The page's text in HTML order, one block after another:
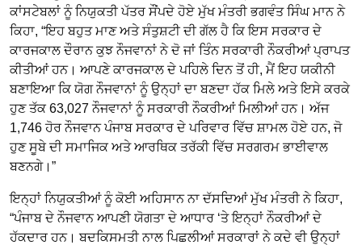
ਕਾਂਸਟੇਬਲਾਂ ਨੂੰ ਨਿਯੁਕਤੀ ਪੱਤਰ ਸੌਂਪਦੇ ਹੋਏ ਮੁੱਖ ਮੰਤਰੀ ਭਗਵੰਤ ਸਿੰਘ ਮਾਨ ਨੇ
ਕਿਹਾ, “ਇਹ ਬਹੁਤ ਮਾਣ ਅਤੇ ਸੰਤੁਸ਼ਟੀ ਦੀ ਗੱਲ ਹੈ ਕਿ ਇਸ ਸਰਕਾਰ ਦੇ
ਕਾਰਜਕਾਲ ਦੌਰਾਨ ਕੁਝ ਨੌਜਵਾਨਾਂ ਨੇ ਦੋ ਜਾਂ ਤਿੰਨ ਸਰਕਾਰੀ ਨੌਕਰੀਆਂ ਪ੍ਰਾਪਤ
ਕੀਤੀਆਂ ਹਨ। ਆਪਣੇ ਕਾਰਜਕਾਲ ਦੇ ਪਹਿਲੇ ਦਿਨ ਤੋਂ ਹੀ, ਮੈਂ ਇਹ ਯਕੀਨੀ
ਬਣਾਇਆ ਕਿ ਯੋਗ ਨੌਜਵਾਨਾਂ ਨੂੰ ਉਨ੍ਹਾਂ ਦਾ ਬਣਦਾ ਹੱਕ ਮਿਲੇ ਅਤੇ ਇਸੇ ਕਰਕੇ
ਹੁਣ ਤੱਕ 63,027 ਨੌਜਵਾਨਾਂ ਨੂੰ ਸਰਕਾਰੀ ਨੌਕਰੀਆਂ ਮਿਲੀਆਂ ਹਨ। ਅੱਜ
1,746 ਹੋਰ ਨੌਜਵਾਨ ਪੰਜਾਬ ਸਰਕਾਰ ਦੇ ਪਰਿਵਾਰ ਵਿੱਚ ਸ਼ਾਮਲ ਹੋਏ ਹਨ, ਜੋ
ਹੁਣ ਸੂਬੇ ਦੀ ਸਮਾਜਿਕ ਅਤੇ ਆਰਥਿਕ ਤਰੱਕੀ ਵਿੱਚ ਸਰਗਰਮ ਭਾਈਵਾਲ
ਬਣਨਗੇ।”
ਇਨ੍ਹਾਂ ਨਿਯੁਕਤੀਆਂ ਨੂੰ ਕੋਈ ਅਹਿਸਾਨ ਨਾ ਦੱਸਦਿਆਂ ਮੁੱਖ ਮੰਤਰੀ ਨੇ ਕਿਹਾ,
“ਪੰਜਾਬ ਦੇ ਨੌਜਵਾਨ ਆਪਣੀ ਯੋਗਤਾ ਦੇ ਆਧਾਰ ‘ਤੇ ਇਨ੍ਹਾਂ ਨੌਕਰੀਆਂ ਦੇ
ਹੱਕਦਾਰ ਹਨ। ਬਦਕਿਸਮਤੀ ਨਾਲ ਪਿਛਲੀਆਂ ਸਰਕਾਰਾਂ ਨੇ ਕਦੇ ਵੀ ਉਨ੍ਹਾਂ